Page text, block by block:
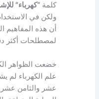
كلمة“كهرباء”
ولكن في
أن هذه المفاهيم
لمصطلحات أكثر
خضعت الظواهر
علم الكهرباء لم
عشر والثامن